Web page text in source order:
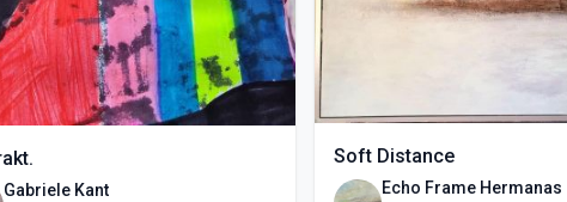
Gabriele Kant
Soft Distance
Echo Frame Hermanas